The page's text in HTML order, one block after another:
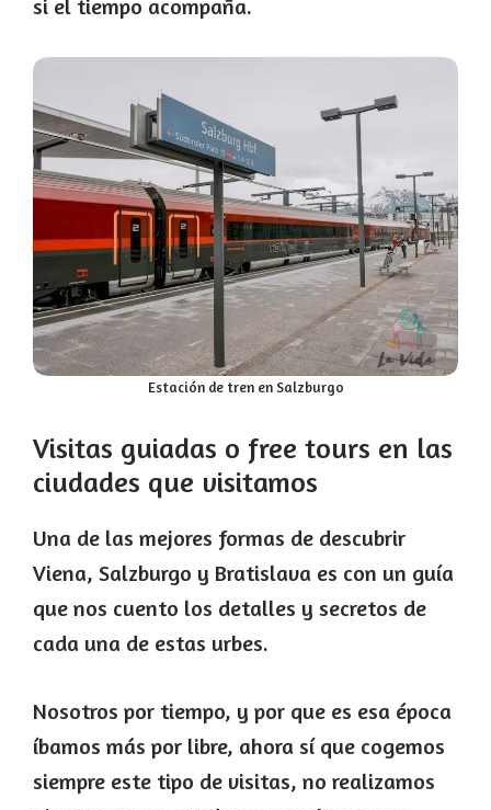
si el tiempo acompaña.
Estación de tren en Salzburgo
Visitas guiadas o free tours en las
ciudades que visitamos
Una de las mejores formas de descubrir
Viena, Salzburgo y Bratislava es con un guía
que nos cuento los detalles y secretos de
cada una de estas urbes.
Nosotros por tiempo, y por que es esa época
íbamos más por libre, ahora sí que cogemos
siempre este tipo de visitas, no realizamos